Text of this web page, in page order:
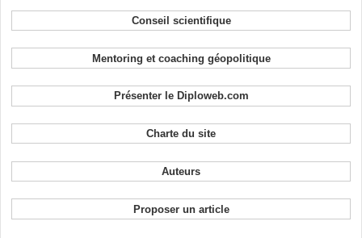
Conseil scientifique
Mentoring et coaching géopolitique
Présenter le Diploweb.com
Charte du site
Auteurs
Proposer un article